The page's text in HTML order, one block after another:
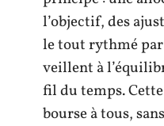
l’objectif, des
le tout rythmé
veillent à
fil du temps.
bourse à tous,